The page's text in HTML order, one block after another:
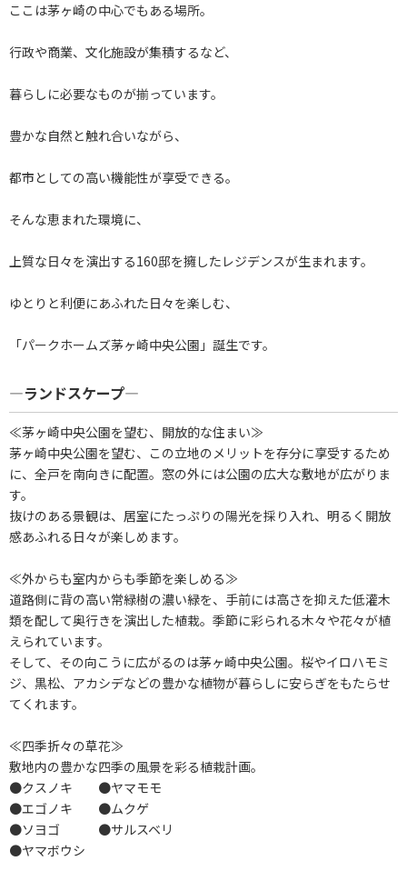
ここは茅ヶ崎の中心でもある場所。
行政や商業、文化施設が集積するなど、
暮らしに必要なものが揃っています。
豊かな自然と触れ合いながら、
都市としての高い機能性が享受できる。
そんな恵まれた環境に、
上質な日々を演出する160邸を擁したレジデンスが生まれます。
ゆとりと利便にあふれた日々を楽しむ、
「パークホームズ茅ヶ崎中央公園」誕生です。
―ランドスケープ―
≪茅ヶ崎中央公園を望む、開放的な住まい≫
茅ヶ崎中央公園を望む、この立地のメリットを存分に享受するため
に、全戸を南向きに配置。窓の外には公園の広大な敷地が広がりま
す。
抜けのある景観は、居室にたっぷりの陽光を採り入れ、明るく開放
感あふれる日々が楽しめます。
≪外からも室内からも季節を楽しめる≫
道路側に背の高い常緑樹の濃い緑を、手前には高さを抑えた低灌木
類を配して奥行きを演出した植栽。季節に彩られる木々や花々が植
えられています。
そして、その向こうに広がるのは茅ヶ崎中央公園。桜やイロハモミ
ジ、黒松、アカシデなどの豊かな植物が暮らしに安らぎをもたらせ
てくれます。
≪四季折々の草花≫
敷地内の豊かな四季の風景を彩る植栽計画。
●クスノキ ●ヤマモモ
●エゴノキ ●ムクゲ
●ソヨゴ ●サルスベリ
●ヤマボウシ